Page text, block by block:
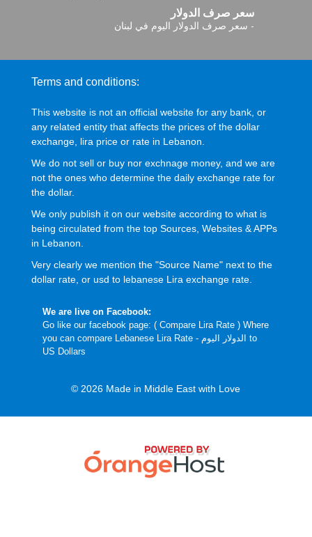
سعر صرف الدولار
- سعر صرف الدولار اليوم في لبنان
Terms and conditions:
This website is not an official website for any bank, or
any related entity that affects the prices of the dollar
exchange, lira price or rate in Lebanon.
We do not sell or buy nor exchnage money, and we are
not the ones who determine the daily exchange rate for
the dollar.
We only publish it on our website according to what is
being circulated from the top Sources, Websites & APPs
in Lebanon.
Very clearly we mention the "Source Name" next to the
dollar rate, or usd to lebanese Lira exchange rate.
We are live on Facebook:
Go like our facebook page: ( Compare Lira Rate) Where
you can compare Lebanese Lira Rate - الدولار اليوم to
US Dollars
© 2026 Made in Middle East with Love